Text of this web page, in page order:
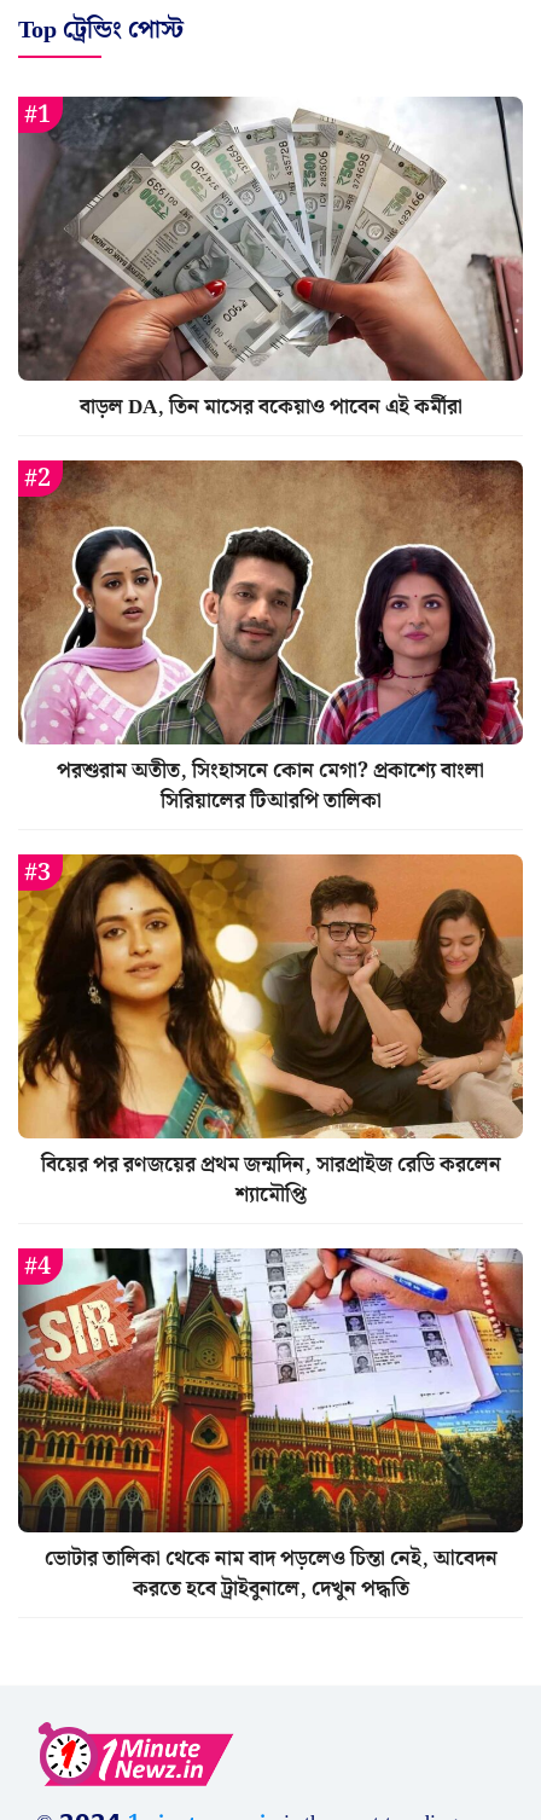
Top ট্রেন্ডিং পোস্ট
বাড়ল DA, তিন মাসের বকেয়াও পাবেন এই কর্মীরা
পরশুরাম অতীত, সিংহাসনে কোন মেগা? প্রকাশ্যে বাংলা
সিরিয়ালের টিআরপি তালিকা
বিয়ের পর রণজয়ের প্রথম জন্মদিন, সারপ্রাইজ রেডি করলেন
শ্যামৌপ্তি
ভোটার তালিকা থেকে নাম বাদ পড়লেও চিন্তা নেই, আবেদন
করতে হবে ট্রাইবুনালে, দেখুন পদ্ধতি